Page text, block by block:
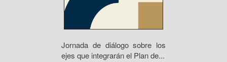
Jornada de diálogo sobre los
ejes que integrarán el Plan de...